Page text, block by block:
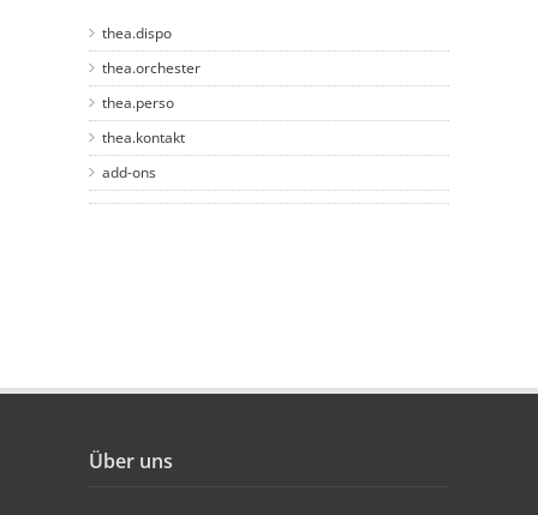
thea.dispo
thea.orchester
thea.perso
thea.kontakt
add-ons
Über uns